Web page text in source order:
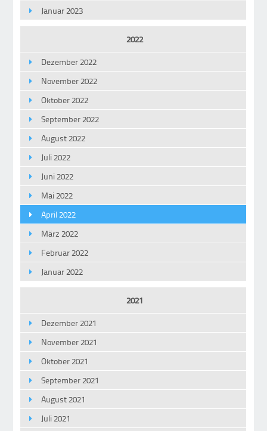
Januar 2023
2022
Dezember 2022
November 2022
Oktober 2022
September 2022
August 2022
Juli 2022
Juni 2022
Mai 2022
April 2022
März 2022
Februar 2022
Januar 2022
2021
Dezember 2021
November 2021
Oktober 2021
September 2021
August 2021
Juli 2021